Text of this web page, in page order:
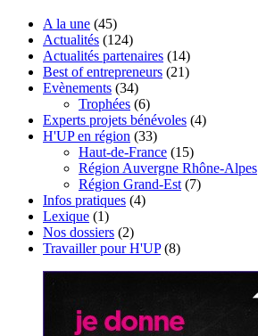
A la une (45)
Actualités (124)
Actualités partenaires (14)
Best of entrepreneurs (21)
Evènements (34)
Trophées (6)
Experts projets bénévoles (4)
H'UP en région (33)
Haut-de-France (15)
Région Auvergne Rhône-Alpes
Région Grand-Est (7)
Infos pratiques (4)
Lexique (1)
Nos dossiers (2)
Travailler pour H'UP(8)